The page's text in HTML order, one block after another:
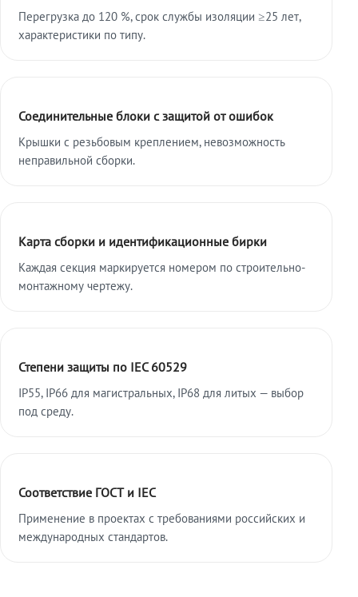
Перегрузка до 120 %, срок службы изоляции ≥25 лет,
характеристики по типу.
Соединительные блоки с защитой от ошибок
Крышки с резьбовым креплением, невозможность
неправильной сборки.
Карта сборки и идентификационные бирки
Каждая секция маркируется номером по строительно-
монтажному чертежу.
Степени защиты по IEC 60529
IP55, IP66 для магистральных, IP68 для литых — выбор
под среду.
Соответствие ГОСТ и IEC
Применение в проектах с требованиями российских и
международных стандартов.